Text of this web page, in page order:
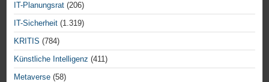
IT-Planungsrat (206)
IT-Sicherheit (1.319)
KRITIS (784)
Künstliche Intelligenz (411)
Metaverse (58)